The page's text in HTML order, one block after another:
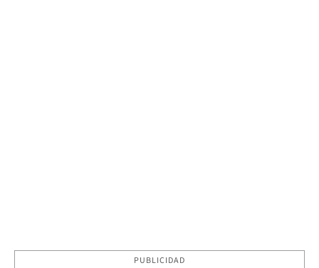
PUBLICIDAD